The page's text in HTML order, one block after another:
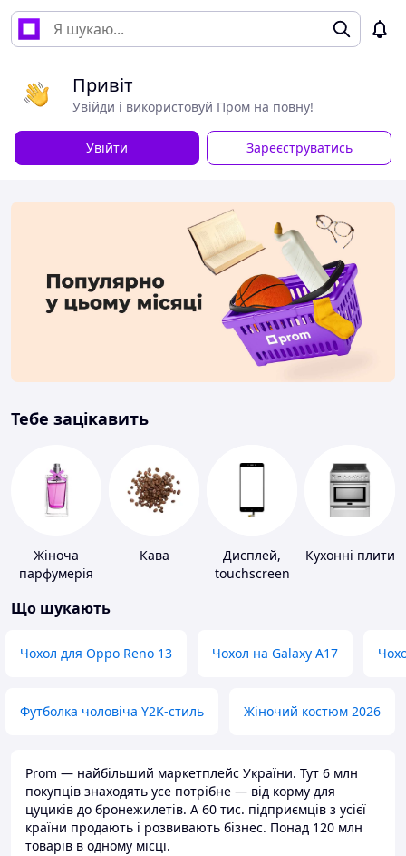
Привіт
Увійди і використовуй Пром на повну!
Увійти Зареєструватись
Тебе зацікавить
Жіноча
парфумерія
Кава
Дисплей,
touchscreen
Кухонні плити
Що шукають
Чохол для Oppo Reno 13 Чохол на Galaxy A17
Футболка чоловіча Y2K-стиль Жіночий костюм 2026
Prom — найбільший маркетплейс України. Тут 6 млн
покупців знаходять усе потрібне — від корму для
цуциків до бронежилетів. А 60 тис. підприємців з усієї
країни продають і розвивають бізнес. Понад 120 млн
товарів в одному місці.